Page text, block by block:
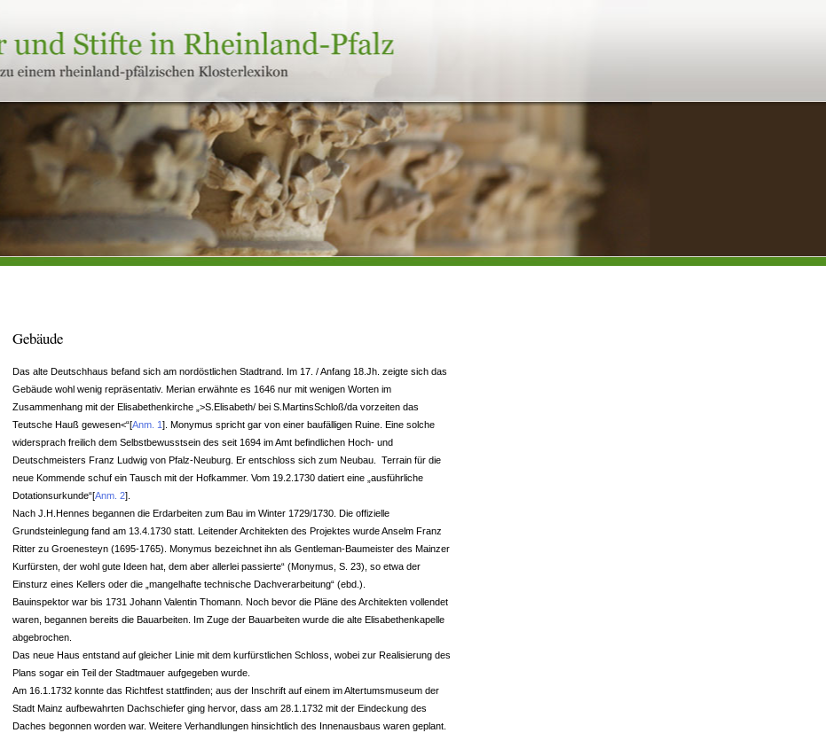
Gebäude
Das alte Deutschhaus befand sich am nordöstlichen Stadtrand. Im 17. / Anfang 18.Jh. zeigte sich das
Gebäude wohl wenig repräsentativ. Merian erwähnte es 1646 nur mit wenigen Worten im
Zusammenhang mit der Elisabethenkirche „>S.Elisabeth/ bei S.MartinsSchloß/da vorzeiten das
Teutsche Hauß gewesen<“[Anm. 1]
. Monymus spricht gar von einer baufälligen Ruine. Eine solche
widersprach freilich dem Selbstbewusstsein des seit 1694 im Amt befindlichen Hoch- und
Deutschmeisters Franz Ludwig von Pfalz-Neuburg. Er entschloss sich zum Neubau. Terrain für die
neue Kommende schuf ein Tausch mit der Hofkammer. Vom 19.2.1730 datiert eine „ausführliche
Dotationsurkunde“[Anm. 2]
Nach J.H.Hennes begannen die Erdarbeiten zum Bau im Winter 1729/1730. Die offizielle
Grundsteinlegung fand am 13.4.1730 statt. Leitender Architekten des Projektes wurde Anselm Franz
Ritter zu Groenesteyn (1695-1765). Monymus bezeichnet ihn als Gentleman-Baumeister des Mainzer
Kurfürsten, der wohl gute Ideen hat, dem aber allerlei passierte“ (Monymus, S. 23), so etwa der
Einsturz eines Kellers oder die „mangelhafte technische Dachverarbeitung“ (ebd.).
Bauinspektor war bis 1731 Johann Valentin Thomann. Noch bevor die Pläne des Architekten vollendet
waren, begannen bereits die Bauarbeiten. Im Zuge der Bauarbeiten wurde die alte Elisabethenkapelle
abgebrochen.
Das neue Haus entstand auf gleicher Linie mit dem kurfürstlichen Schloss, wobei zur Realisierung des
Plans sogar ein Teil der Stadtmauer aufgegeben wurde.
Am 16.1.1732 konnte das Richtfest stattfinden; aus der Inschrift auf einem im Altertumsmuseum der
Stadt Mainz aufbewahrten Dachschiefer ging hervor, dass am 28.1.1732 mit der Eindeckung des
Daches begonnen worden war. Weitere Verhandlungen hinsichtlich des Innenausbaus waren geplant.